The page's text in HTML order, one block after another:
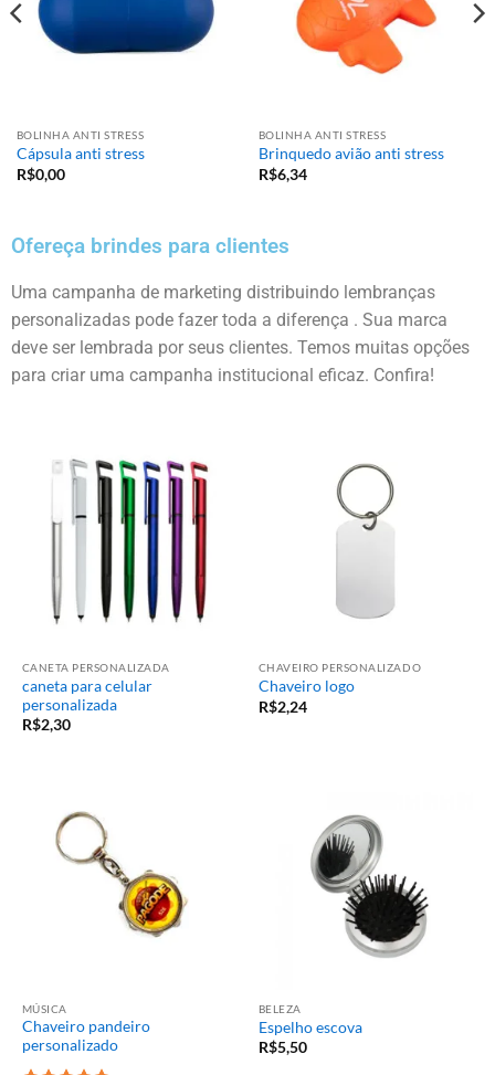
BOLINHA ANTI STRESS
Cápsula anti stress
R$0,00
BOLINHA ANTI STRESS
Brinquedo avião anti stress
R$6,34
Ofereça brindes para clientes
Uma campanha de marketing distribuindo lembranças
personalizadas pode fazer toda a diferença . Sua marca
deve ser lembrada por seus clientes. Temos muitas opções
para criar uma campanha institucional eficaz. Confira!
CANETA PERSONALIZADA
caneta para celular
personalizada
R$2,30
CHAVEIRO PERSONALIZADO
Chaveiro logo
R$2,24
MÚSICA
Chaveiro pandeiro
personalizado
BELEZA
Espelho escova
R$5,50